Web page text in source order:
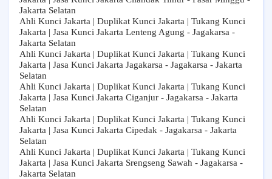
Jakarta Selatan
Ahli Kunci Jakarta | Duplikat Kunci Jakarta | Tukang Kunci
Jakarta | Jasa Kunci Jakarta Lenteng Agung - Jagakarsa -
Jakarta Selatan
Ahli Kunci Jakarta | Duplikat Kunci Jakarta | Tukang Kunci
Jakarta | Jasa Kunci Jakarta Jagakarsa - Jagakarsa - Jakarta
Selatan
Ahli Kunci Jakarta | Duplikat Kunci Jakarta | Tukang Kunci
Jakarta | Jasa Kunci Jakarta Ciganjur - Jagakarsa - Jakarta
Selatan
Ahli Kunci Jakarta | Duplikat Kunci Jakarta | Tukang Kunci
Jakarta | Jasa Kunci Jakarta Cipedak - Jagakarsa - Jakarta
Selatan
Ahli Kunci Jakarta | Duplikat Kunci Jakarta | Tukang Kunci
Jakarta | Jasa Kunci Jakarta Srengseng Sawah - Jagakarsa -
Jakarta Selatan